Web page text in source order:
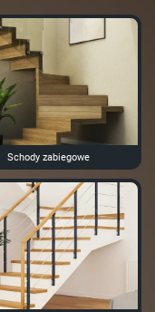
Schody zabiegowe